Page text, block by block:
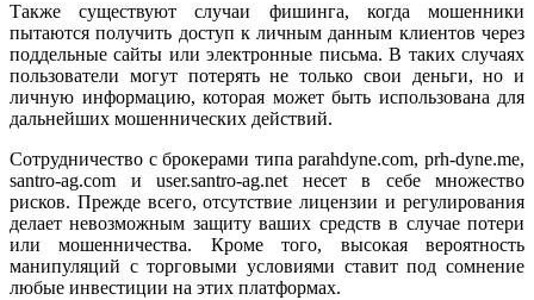
Также существуют случаи фишинга, когда мошенники
пытаются получить доступ к личным данным клиентов через
поддельные сайты или электронные письма. В таких случаях
пользователи могут потерять не только свои деньги, но и
личную информацию, которая может быть использована для
дальнейших мошеннических действий.
Сотрудничество с брокерами типа parahdyne.com, prh-dyne.me,
santro-ag.com и user.santro-ag.net несет в себе множество
рисков. Прежде всего, отсутствие лицензии и регулирования
делает невозможным защиту ваших средств в случае потери
или мошенничества. Кроме того, высокая вероятность
манипуляций с торговыми условиями ставит под сомнение
любые инвестиции на этих платформах.